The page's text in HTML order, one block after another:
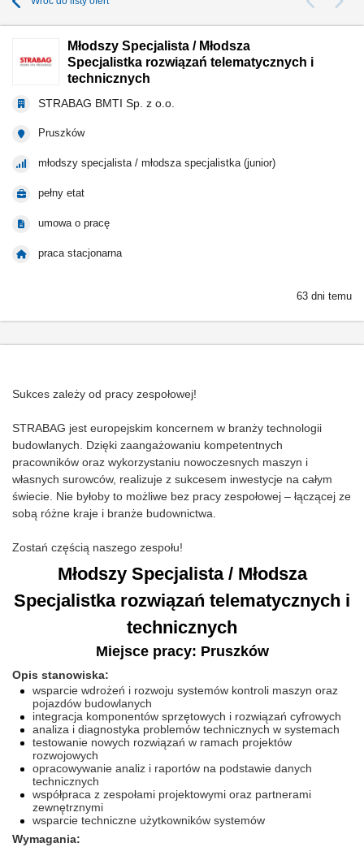
Młodszy Specjalista / Młodsza
Specjalistka rozwiązań telematycznych i
technicznych
STRABAG BMTI Sp. z o.o.
Pruszków
młodszy specjalista / młodsza specjalistka (junior)
pełny etat
umowa o pracę
praca stacjonarna
63 dni temu
Sukces zależy od pracy zespołowej!
STRABAG jest europejskim koncernem w branży technologii
budowlanych. Dzięki zaangażowaniu kompetentnych
pracowników oraz wykorzystaniu nowoczesnych maszyn i
własnych surowców, realizuje z sukcesem inwestycje na całym
świecie. Nie byłoby to możliwe bez pracy zespołowej – łączącej ze
sobą różne kraje i branże budownictwa.
Zostań częścią naszego zespołu!
Młodszy Specjalista / Młodsza
Specjalistka rozwiązań telematycznych i
technicznych
Miejsce pracy: Pruszków
Opis stanowiska:
wsparcie wdrożeń i rozwoju systemów kontroli maszyn oraz
pojazdów budowlanych
integracja komponentów sprzętowych i rozwiązań cyfrowych
analiza i diagnostyka problemów technicznych w systemach
testowanie nowych rozwiązań w ramach projektów
rozwojowych
opracowywanie analiz i raportów na podstawie danych
technicznych
współpraca z zespołami projektowymi oraz partnerami
zewnętrznymi
wsparcie techniczne użytkowników systemów
Wymagania: